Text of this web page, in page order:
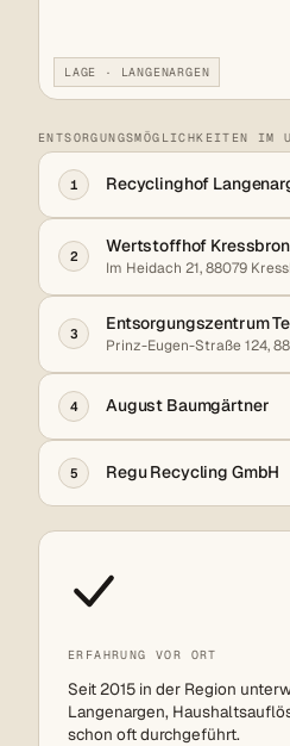
LAGE · LANGENARGEN
ENTSORGUNGSMÖGLICHKEITEN IM
1 Recyclinghof
2
Wertstoffhof
3
Prinz-Eugen-Straße 124,
4 August Baumgärtner
5 Regu Recycling GmbH
ERFAHRUNG VOR ORT
Seit 2015 in der Region
Langenargen,
schon oft durchgeführt.